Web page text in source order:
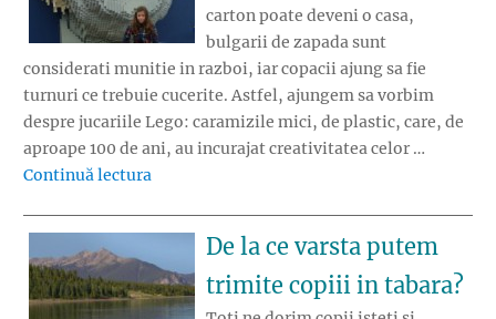
carton poate deveni o casa,
bulgarii de zapada sunt
considerati munitie in razboi, iar copacii ajung sa fie
turnuri ce trebuie cucerite. Astfel, ajungem sa vorbim
despre jucariile Lego: caramizile mici, de plastic, care, de
aproape 100 de ani, au incurajat creativitatea celor …
Continuă lectura
De la ce varsta putem
trimite copiii in tabara?